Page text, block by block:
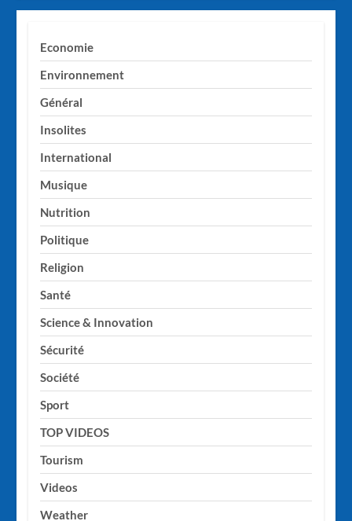
Economie
Environnement
Général
Insolites
International
Musique
Nutrition
Politique
Religion
Santé
Science & Innovation
Sécurité
Société
Sport
TOP VIDEOS
Tourism
Videos
Weather